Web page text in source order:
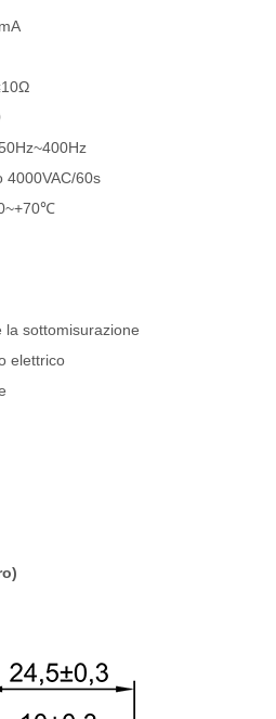
4000VAC/60s
la sottomisurazione
elettrico